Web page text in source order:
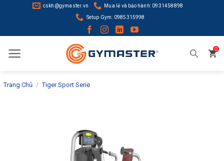
cskh@gymaster.vn Mua lẻ và bảo hành: 0931458898
Setup Gym: 0985315998
0
Trang Chủ / Tiger Sport Serie